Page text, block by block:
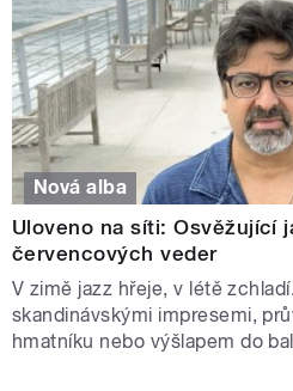
Nová alba
Uloveno na síti: Osvěžující
červencových veder
V zimě jazz hřeje, v létě
skandinávskými impresemi,
hmatníku nebo výšlapem do